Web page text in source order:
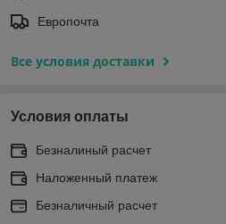
Европочта
Все условия доставки
Условия оплаты
Безналиный расчет
Наложенный платеж
Безналичный расчет